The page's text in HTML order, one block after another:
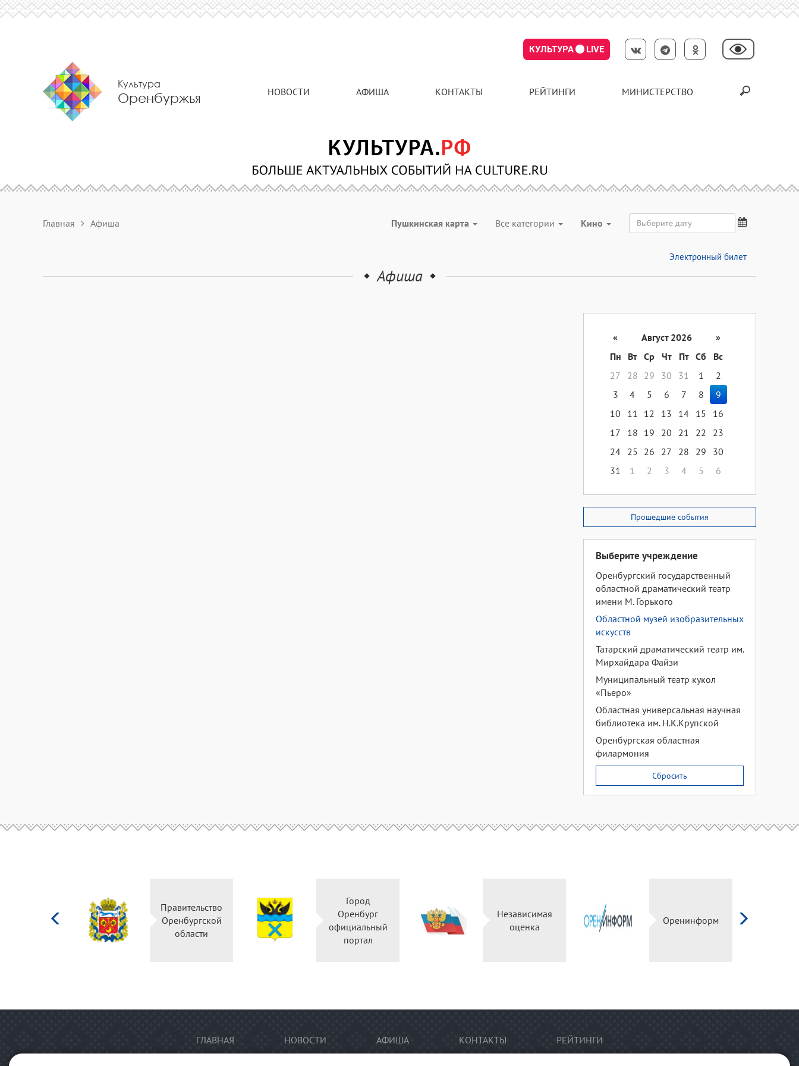
КУЛЬТУРА LIVE
Культура
Оренбуржья НОВОСТИ АФИША КОНТАКТЫ РЕЙТИНГИ МИНИСТЕРСТВО
Главная Афиша Пушкинская карта Все категории Кино
Электронный билет
Афиша
« Август 2026
»
Пн
Вт Ср Чт Пт Сб
Вс
27
28 29 30 31 1
2
3
4 5 6 7 8
9
10
11 12 13 14 15
16
17
18 19 20 21 22
23
24 25 26 27 28 29
30
31
1 2 3 4 5 6
Прошедшие события
Выберите учреждение
Оренбургский государственный
областной драматический театр
имени М. Горького
Областной музей изобразительных
искусств
Татарский драматический театр им.
Мирхайдара Файзи
Муниципальный театр кукол
«Пьеро»
Областная универсальная научная
библиотека им. Н.К.Крупской
Оренбургская областная
филармония
Сбросить
Правительство
Оренбургской
области
Город
Оренбург
официальный
портал
Независимая
оценка
Оренинформ
ГЛАВНАЯ НОВОСТИ АФИША КОНТАКТЫ РЕЙТИНГИ